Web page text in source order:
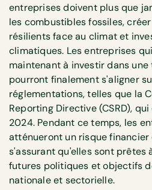
entreprises doivent plus que
les combustibles fossiles,
résilients face au climat et
climatiques. Les entreprises
maintenant à investir dans
pourront finalement s'aligner
réglementations, telles que la
Reporting Directive (CSRD),
2024. Pendant ce temps, les
atténueront un risque
s'assurant qu'elles sont prêtes
futures politiques et objectifs
nationale et sectorielle.